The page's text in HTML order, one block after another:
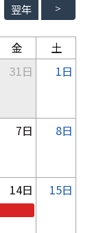
翌年
金
土
31日 1日
7日 8日
14日 15日